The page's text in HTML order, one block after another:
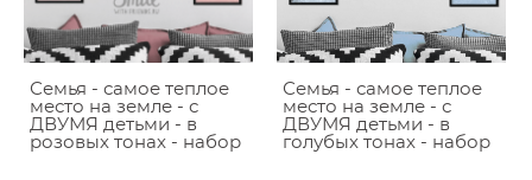
Семья - самое теплое
место на земле - с
ДВУМЯ детьми - в
розовых тонах - набор
Семья - самое теплое
место на земле - с
ДВУМЯ детьми - в
голубых тонах - набор